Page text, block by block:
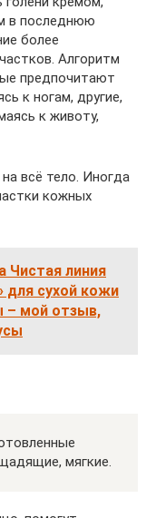
в последнюю
более
Алгоритм
предпочитают
к ногам, другие,
к животу,
всё тело. Иногда
кожных
Чистая линия
сухой кожи
– мой отзыв,
мягкие.